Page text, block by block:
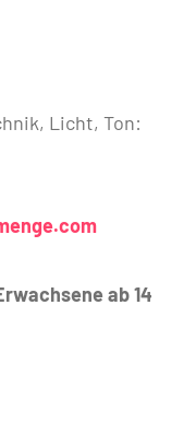
Licht, Ton:
ab 14